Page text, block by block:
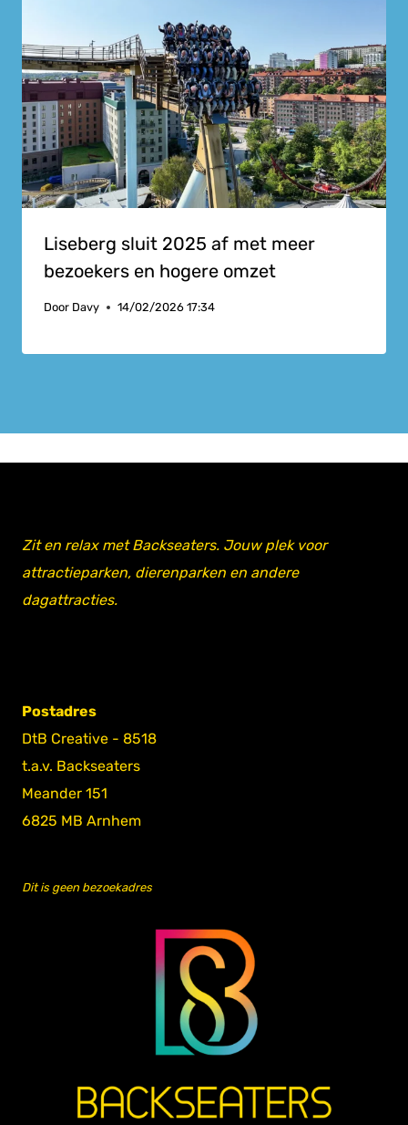
Liseberg sluit 2025 af met meer
bezoekers en hogere omzet
Door Davy 14/02/2026 17:34
Zit en relax met Backseaters. Jouw plek voor
attractieparken, dierenparken en andere
dagattracties.
Postadres
DtB Creative - 8518
t.a.v. Backseaters
Meander 151
6825 MB Arnhem
Dit is geen bezoekadres